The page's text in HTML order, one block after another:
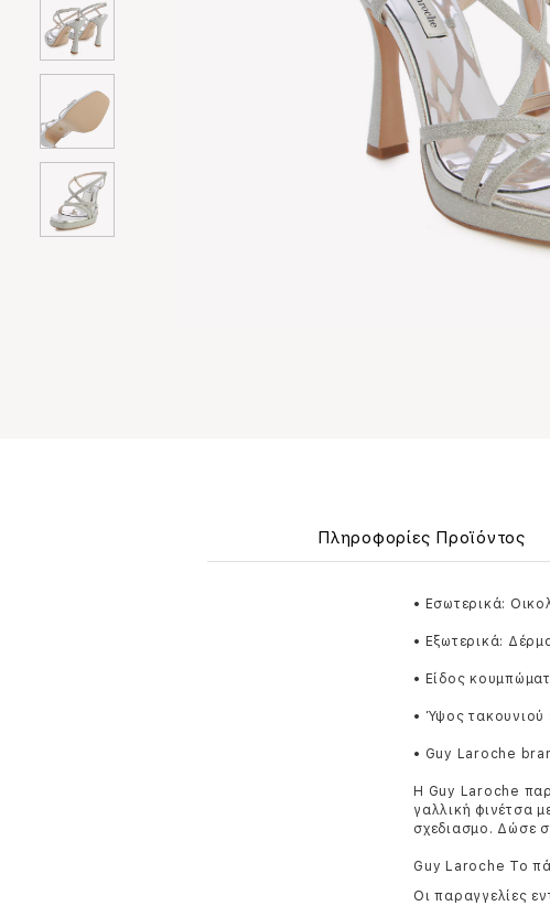
Πληροφορίες Προϊόντος
• Εσωτερικά:
• Εξωτερικά:
• Είδος
• Ύψος τακουνιού
• Guy Laroche
Η Guy Laroche
γαλλική φινέτσα
σχεδιασμo. Δώσε
Guy Laroche Το
Οι παραγγελίες